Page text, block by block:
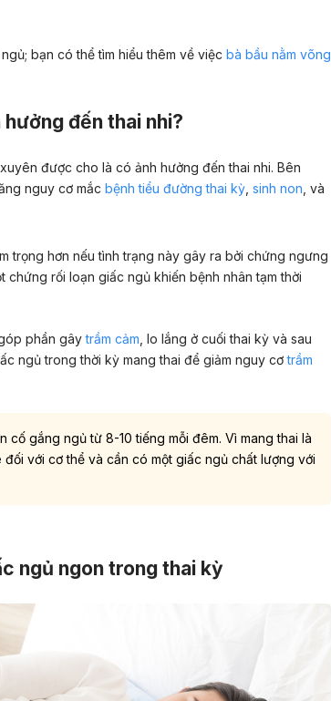
bạn có thể tìm hiểu thêm về việc bà bầu nằm võng
đến thai nhi?
được cho là có ảnh hưởng đến thai nhi. Bên
nguy cơ mắc bệnh tiểu đường thai kỳ sinh non , và
trọng hơn nếu tình trạng này gây ra bởi chứng ngưng
chứng rối loạn giấc ngủ khiến bệnh nhân tạm thời
phần gâytrầm cảm, lo lắng ở cuối thai kỳ và sau
ngủ trong thời kỳ mang thai để giảm nguy cơtrầm
gắng ngủ từ 8-10 tiếng mỗi đêm. Vì mang thai là
với cơ thể và cần có một giấc ngủ chất lượng với
ngủ ngon trong thai kỳ